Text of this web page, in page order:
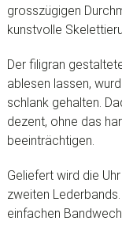
grosszügigen
kunstvolle
Der filigran
ablesen lassen,
schlank gehalten.
dezent, ohne das
beeinträchtigen.
Geliefert wird die
zweiten
einfachen